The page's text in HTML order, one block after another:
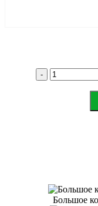
Большое